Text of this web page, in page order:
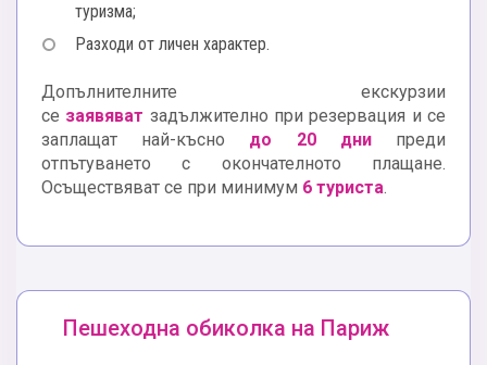
туризма;
Разходи от личен характер.
Допълнителните екскурзии
се заявяват задължително при резервация и се
заплащат най-късно до 20 днипреди
отпътуването с окончателното плащане.
Осъществяват се при минимум 6 туриста.
Пешеходна обиколка на Париж